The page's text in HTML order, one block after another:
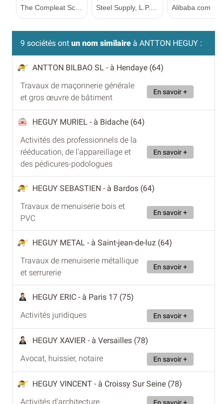
9 sociétés ont un nom similaire à ANTTON HEGUY :
ANTTON BILBAO SL - à Hendaye (64)
Travaux de maçonnerie générale
et gros œuvre de bâtiment
En savoir +
HEGUY MURIEL - à Bidache (64)
Activités des professionnels de la
rééducation, de l'appareillage et
des pédicures-podologues
En savoir +
HEGUY SEBASTIEN - à Bardos (64)
Travaux de menuiserie bois et
PVC
En savoir +
HEGUY METAL - à Saint-jean-de-luz (64)
Travaux de menuiserie métallique
et serrurerie
En savoir +
HEGUY ERIC - à Paris 17 (75)
Activités juridiques
En savoir +
HEGUY XAVIER - à Versailles (78)
Avocat, huissier, notaire
En savoir +
HEGUY VINCENT - à Croissy Sur Seine (78)
Activités d'architecture